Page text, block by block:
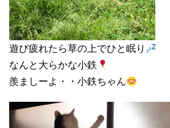
遊び疲れたら草の上でひと眠り
なんと大らかな小鉄
羨ましーよ・・小鉄ちゃん